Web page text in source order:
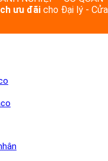
ưu đãi cho Đại lý -